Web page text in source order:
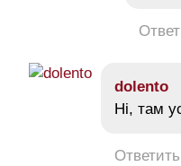
dolento
Ні, там
Ответить